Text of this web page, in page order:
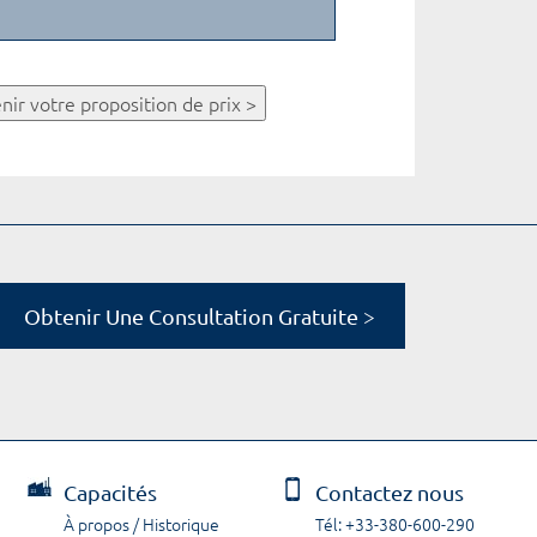
votre proposition de prix >
Obtenir Une Consultation Gratuite >
Capacités
À propos / Historique
Contactez nous
Tél: +33-380-600-290